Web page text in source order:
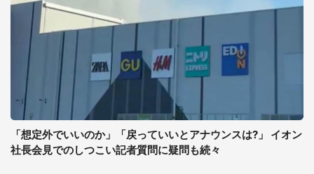
「想定外でいいのか」「戻っていいとアナウンスは?」 イオン
社長会見でのしつこい記者質問に疑問も続々